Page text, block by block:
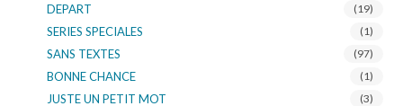
DEPART (19)
SERIES SPECIALES (1)
SANS TEXTES (97)
BONNE CHANCE (1)
JUSTE UN PETIT MOT (3)